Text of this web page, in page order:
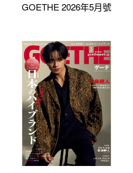
GOETHE 2026年5月號